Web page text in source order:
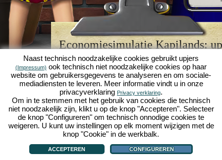
Economiesimulatie Kapilands:
browserspellegende
Kapilands is een van de bestebrowserspellenvan
retrogamevoor fans van economiesimulaties. Het
werd ooit uitgeroepen tot "MMO van het jaar" en is
een genot voor fans van strategische
online
je eigen zakenimperium opbouwen en carrière
economiesimulaties!
Naast technisch noodzakelijke cookies gebruikt upjers
(Impressum) ook technisch niet noodzakelijke cookies op haar
website om gebruikersgegevens te analyseren en om sociale-
mediadiensten te leveren. Meer informatie vindt u in onze
privacyverklaring Privacy verklaring.
Om in te stemmen met het gebruik van cookies die technisch
niet noodzakelijk zijn, klikt u op de knop "Accepteren". Selecteer
de knop "Configureren" om technisch onnodige cookies te
weigeren. U kunt uw instellingen op elk moment wijzigen met de
knop "Cookie" in de werkbalk.
ACCEPTEREN CONFIGUREREN